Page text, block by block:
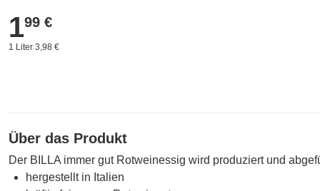
1,99 €
199 €
1 Liter 3,98 €
Über das Produkt
Der BILLA immer gut Rotweinessig wird produziert und
hergestellt in Italien